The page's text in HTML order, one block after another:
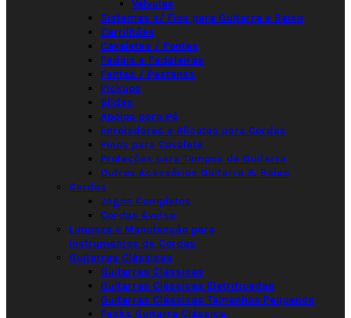
Válvulas
Sistemas s/ Fios para Guitarra e Baixo
Carrilhões
Cavaletes / Pontes
Pedais e Pedaleiras
Pentes / Pestanas
Pickups
Slides
Apoios para Pé
Enroladores e Alicates para Cordas
Pinos para Cavalete
Proteções para Tampos de Guitarra
Outros Acessórios Guitarra & Baixo
Cordas
Jogos Completos
Cordas Avulso
Limpeza e Manutenção para
Instrumentos de Cordas
Guitarras Clássicas
Guitarras Clássicas
Guitarras Clássicas Eletrificadas
Guitarras Clássicas Tamanhos Pequenos
Packs Guitarra Clássica